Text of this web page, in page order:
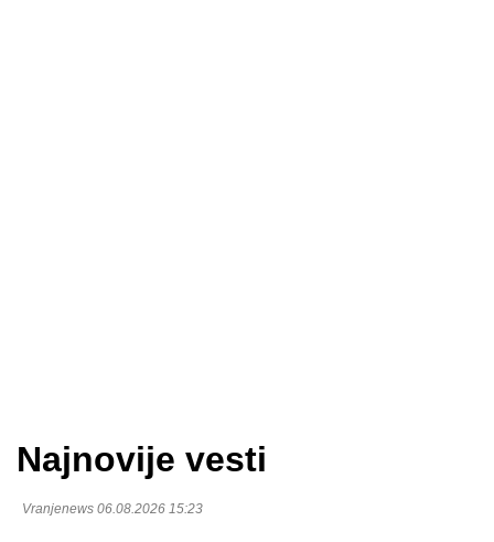
Najnovije vesti
Vranjenews 06.08.2026 15:23